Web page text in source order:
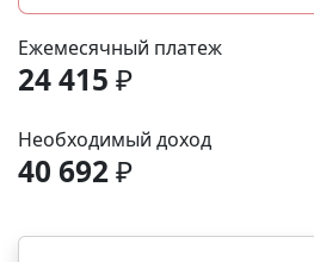
Ежемесячный платеж
24 415 ₽
Необходимый доход
40 692₽